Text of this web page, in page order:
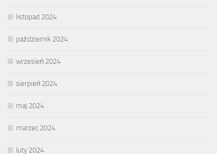
listopad 2024
październik 2024
wrzesień 2024
sierpień 2024
maj 2024
marzec 2024
luty 2024